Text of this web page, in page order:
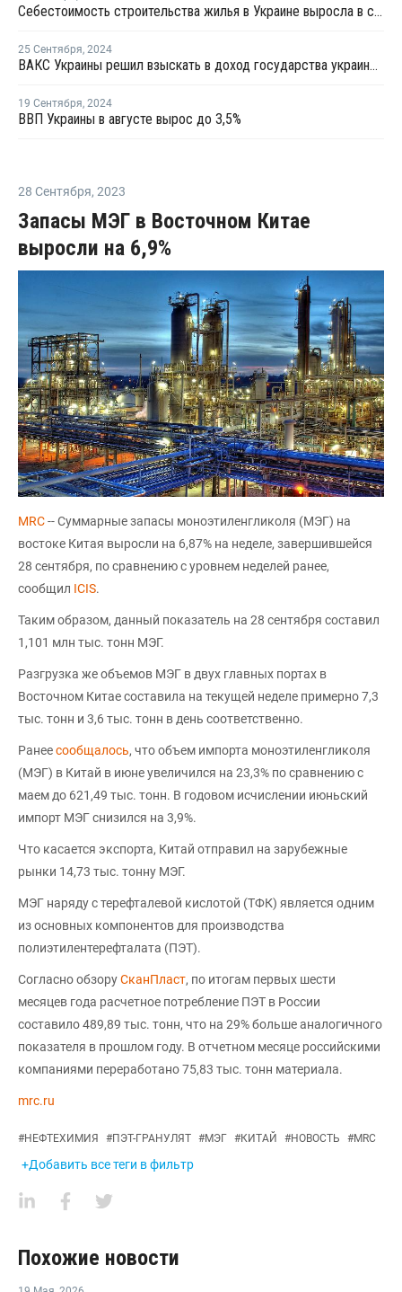
Себестоимость строительства жилья в Украине выросла в среднем на 18% с начала года
25 Сентября, 2024
ВАКС Украины решил взыскать в доход государства украинские активы российской группы "Полипластик"
19 Сентября, 2024
ВВП Украины в августе вырос до 3,5%
28 Сентября, 2023
Запасы МЭГ в Восточном Китае
выросли на 6,9%
MRC-- Суммарные запасы моноэтиленгликоля (МЭГ) на
востоке Китая выросли на 6,87% на неделе, завершившейся
28 сентября, по сравнению с уровнем неделей ранее,
сообщил ICIS.
Таким образом, данный показатель на 28 сентября составил
1,101 млн тыс. тонн МЭГ.
Разгрузка же объемов МЭГ в двух главных портах в
Восточном Китае составила на текущей неделе примерно 7,3
тыс. тонн и 3,6 тыс. тонн в день соответственно.
Ранеесообщалось, что объем импорта моноэтиленгликоля
(МЭГ) в Китай в июне увеличился на 23,3% по сравнению с
маем до 621,49 тыс. тонн. В годовом исчислении июньский
импорт МЭГ снизился на 3,9%.
Что касается экспорта, Китай отправил на зарубежные
рынки 14,73 тыс. тонну МЭГ.
МЭГ наряду с терефталевой кислотой (ТФК) является одним
из основных компонентов для производства
полиэтилентерефталата (ПЭТ).
Согласно обзоруСканПласт, по итогам первых шести
месяцев года расчетное потребление ПЭТ в России
составило 489,89 тыс. тонн, что на 29% больше аналогичного
показателя в прошлом году. В отчетном месяце российскими
компаниями переработано 75,83 тыс. тонн материала.
mrc.ru
#НЕФТЕХИМИЯ #ПЭТ-ГРАНУЛЯТ #МЭГ #КИТАЙ #НОВОСТЬ #MRC
+Добавить все теги в фильтр
Похожие новости